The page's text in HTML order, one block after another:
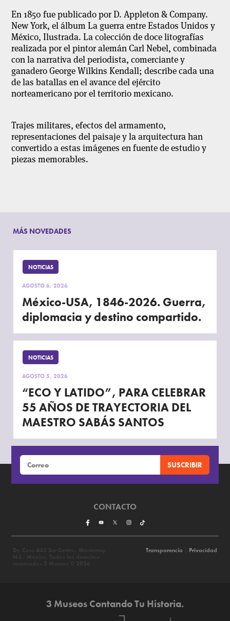
En 1850 fue publicado por D. Appleton & Company.
New York, el álbumLa guerra entre Estados Unidos y
México, Ilustrada. La colección de doce litografías
realizada por el pintor alemán Carl Nebel, combinada
con la narrativa del periodista, comerciante y
ganadero George Wilkins Kendall; describe cada una
de las batallas en el avance del ejército
norteamericano por el territorio mexicano.
Trajes militares, efectos del armamento,
representaciones del paisaje y la arquitectura han
convertido a estas imágenes en fuente de estudio y
piezas memorables.
MÁS NOVEDADES
NOTICIAS
AGOSTO 6, 2026
México-USA, 1846-2026. Guerra,
diplomacia y destino compartido.
NOTICIAS
AGOSTO 5, 2026
“ECO Y LATIDO”, PARA CELEBRAR
55 AÑOS DE TRAYECTORIA DEL
MAESTRO SABÁS SANTOS
CONTACTO
Transparencia Privacidad
3 Museos Contando Tu Historia.